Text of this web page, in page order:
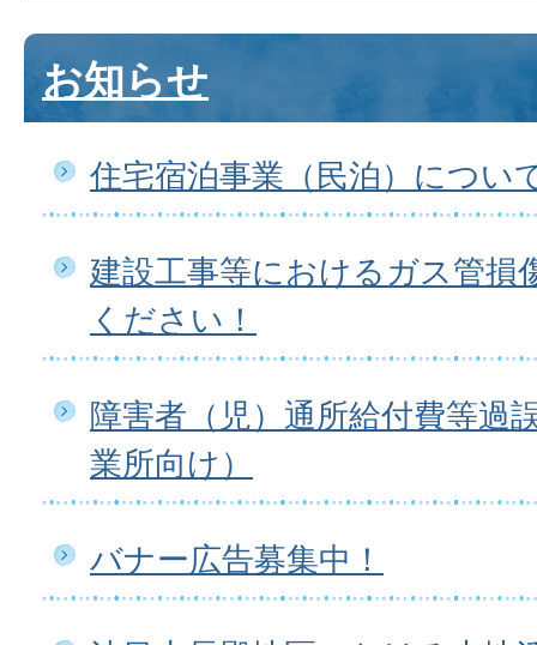
お知らせ
住宅宿泊事業（民泊）につい
建設工事等におけるガス管損
ください！
障害者（児）通所給付費等過
業所向け）
バナー広告募集中！